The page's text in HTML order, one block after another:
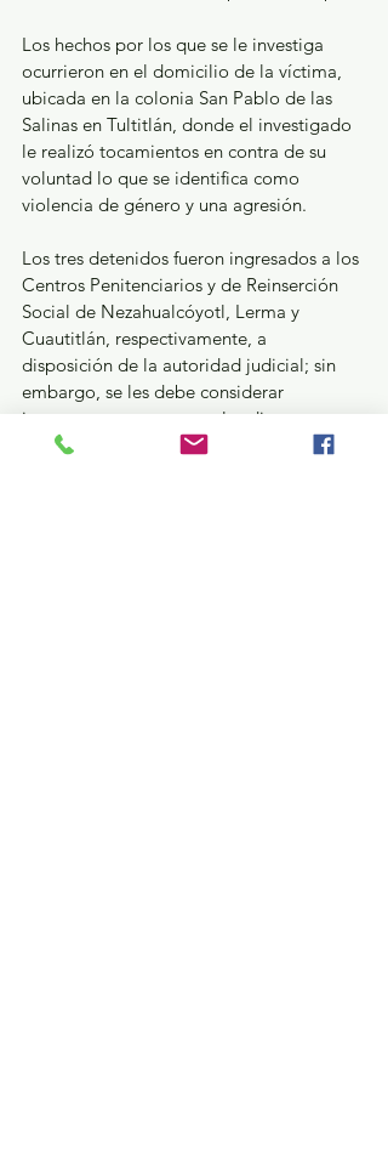
Los hechos por los que se le investiga
ocurrieron en el domicilio de la víctima,
ubicada en la colonia San Pablo de las
Salinas en Tultitlán, donde el investigado
le realizó tocamientos en contra de su
voluntad lo que se identifica como
violencia de género y una agresión.
Los tres detenidos fueron ingresados a los
Centros Penitenciarios y de Reinserción
Social de Nezahualcóyotl, Lerma y
Cuautitlán, respectivamente, a
disposición de la autoridad judicial; sin
embargo, se les debe considerar
inocentes en tanto no se les dicte una
sentencia de condena.